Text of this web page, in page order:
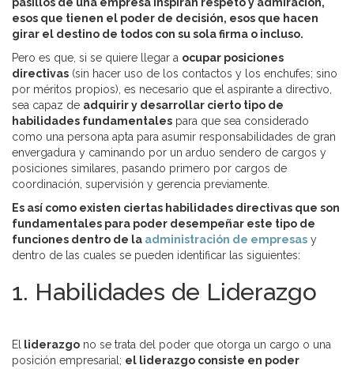
esos que tienen el poder de decisión, esos que hacen
girar el destino de todos con su sola firma o incluso.
Pero es que, si se quiere llegar a ocupar posiciones
directivas (sin hacer uso de los contactos y los enchufes; sino
por méritos propios), es necesario que el aspirante a directivo,
sea capaz de adquirir y desarrollar cierto tipo de
habilidades fundamentales para que sea considerado
como una persona apta para asumir responsabilidades de gran
envergadura y caminando por un arduo sendero de cargos y
posiciones similares, pasando primero por cargos de
coordinación, supervisión y gerencia previamente.
Es así como existen ciertas habilidades directivas que son
fundamentales para poder desempeñar este tipo de
funciones dentro de la administración de empresas y
dentro de las cuales se pueden identificar las siguientes:
1. Habilidades de Liderazgo
El liderazgo no se trata del poder que otorga un cargo o una
posición empresarial; el liderazgo consiste en poder